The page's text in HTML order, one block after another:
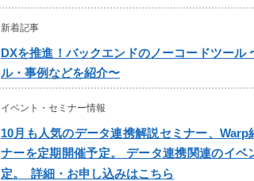
新着記事
DXを推進！バックエンドのノーコードツール
ル・事例などを紹介〜
イベント・セミナー情報
10月も人気のデータ連携解説セミナー、Warp
ナーを定期開催予定。 データ連携関連のイベ
定。
詳細・お申し込みはこちら